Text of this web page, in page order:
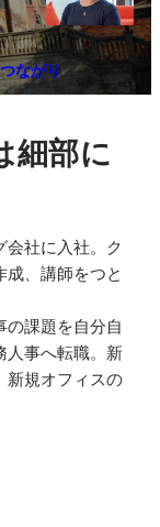
つながり
細部に
会社に入社。ク
、講師をつと
の課題を自分自
人事へ転職。新
新規オフィスの